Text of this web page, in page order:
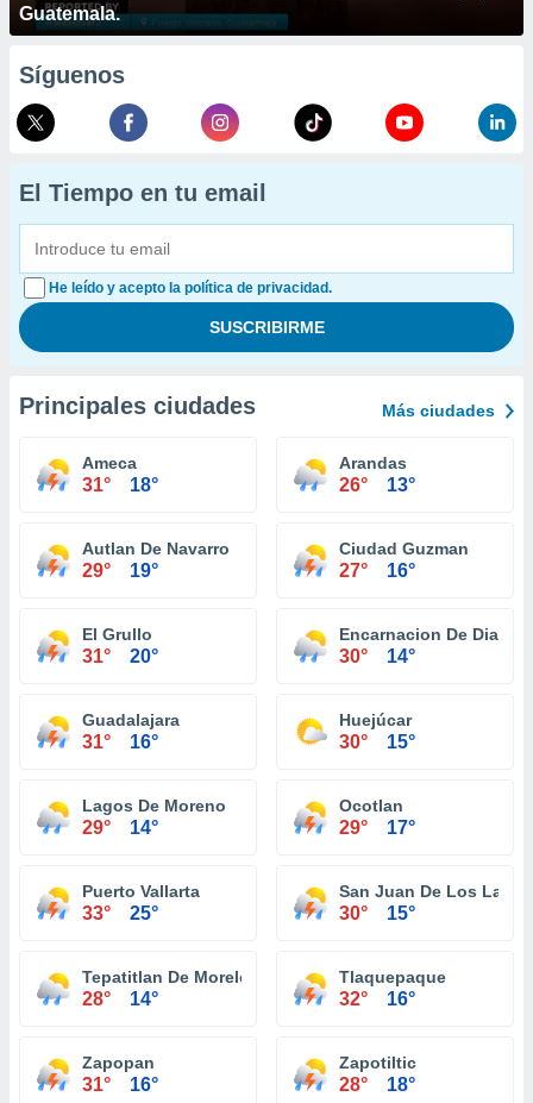
Guatemala.
Síguenos
El Tiempo en tu email
He leído y acepto la política de privacidad.
Principales ciudades Más ciudades
Ameca
31° 18°
Arandas
26° 13°
Autlan De Navarro
29° 19°
Ciudad Guzman
27° 16°
El Grullo
31° 20°
Encarnacion De Diaz
30° 14°
Guadalajara
31° 16°
Huejúcar
30° 15°
Lagos De Moreno
29° 14°
Ocotlan
29° 17°
Puerto Vallarta
33° 25°
San Juan De Los Lagos
30° 15°
Tepatitlan De Morelos
28° 14°
Tlaquepaque
32° 16°
Zapopan
31° 16°
Zapotiltic
28° 18°